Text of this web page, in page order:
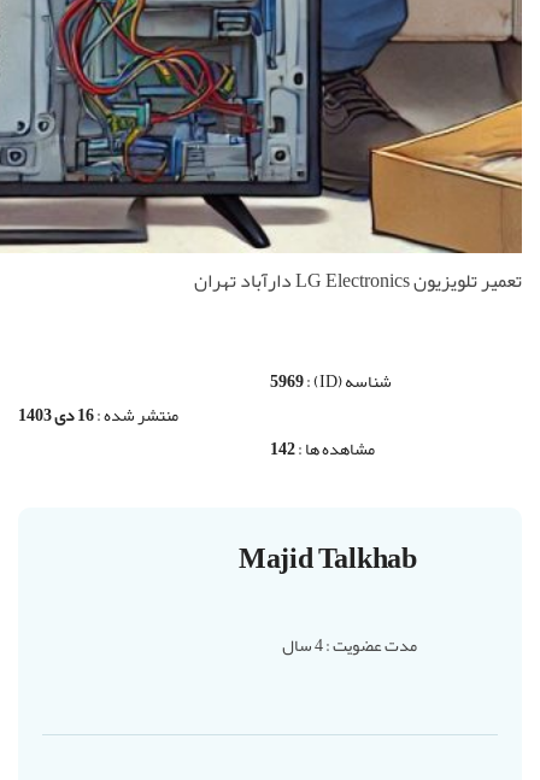
تعمیر تلویزیون LG Electronics دارآباد تهران
شناسه (ID) :
5969
منتشر شده :16 دی 1403
مشاهده ها :142
Majid Talkhab
مدت عضویت : 4 سال